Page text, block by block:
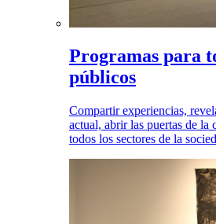
Programas para
públicos
Compartir experiencias,
actual, abrir las puertas de la
todos los sectores de la